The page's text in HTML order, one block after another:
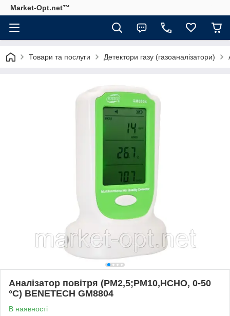
Market-Opt.net™
Товари та послуги Детектори газу (газоаналізатори)
Аналізатор повітря (PM2,5;PM10,HCHO, 0-50
°C) BENETECH GM8804
В наявності